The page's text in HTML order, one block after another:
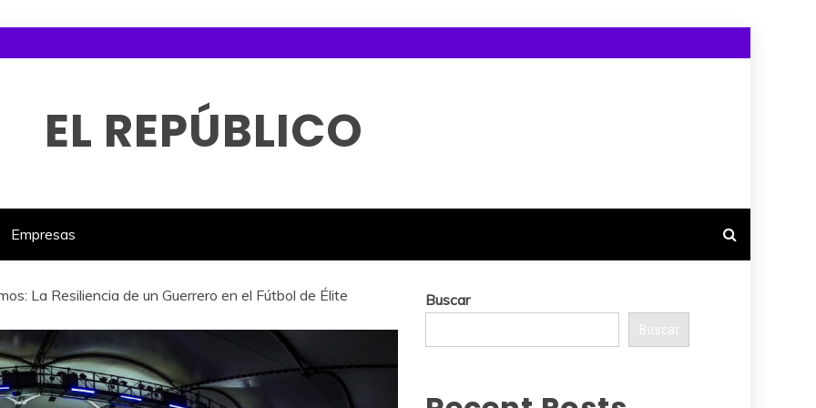
EL REPÚBLICO
Empresas
La Resiliencia de un Guerrero en el Fútbol de Élite
Buscar
Buscar